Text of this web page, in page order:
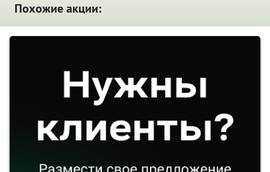
Похожие акции: